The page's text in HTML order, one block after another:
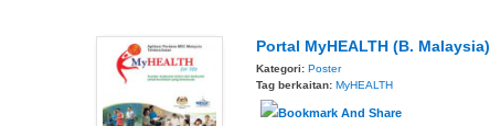
Portal MyHEALTH (B. Malaysia)
Kategori: Poster
Tag berkaitan: MyHEALTH